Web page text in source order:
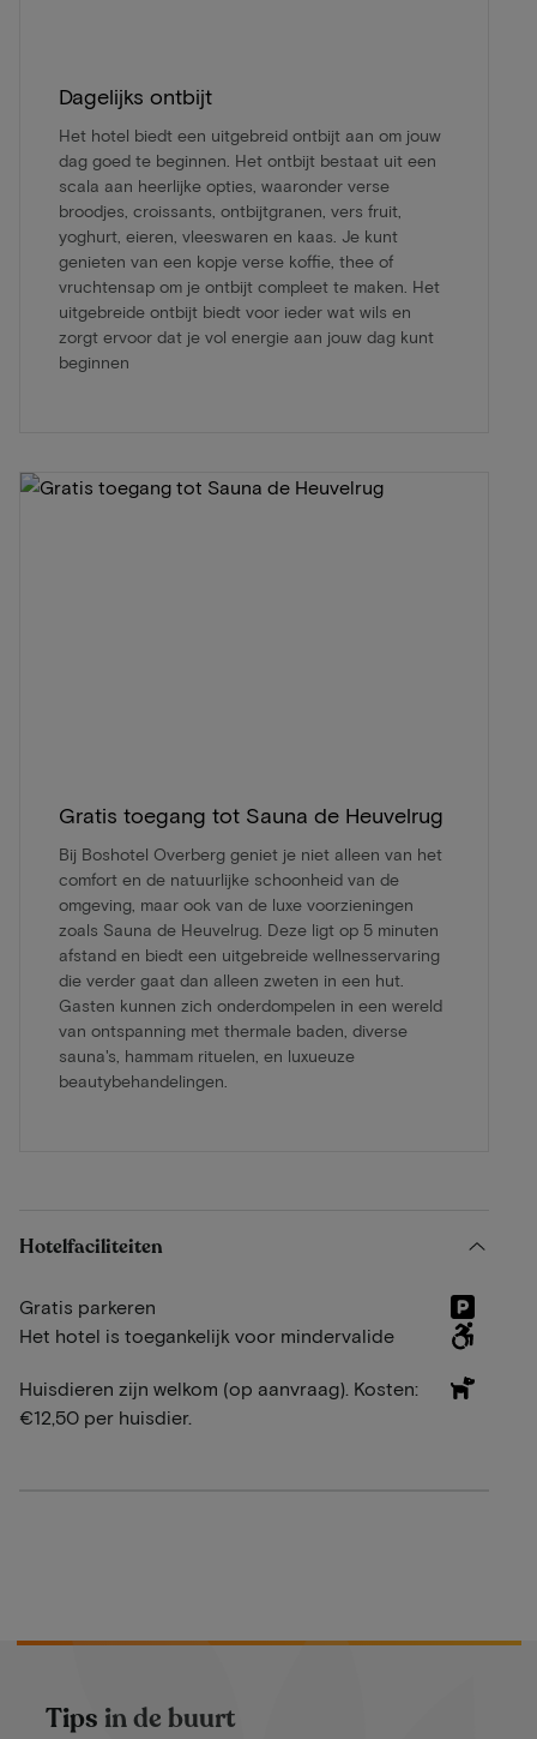
Dagelijks ontbijt
Het hotel biedt een uitgebreid ontbijt aan om jouw
dag goed te beginnen. Het ontbijt bestaat uit een
scala aan heerlijke opties, waaronder verse
broodjes, croissants, ontbijtgranen, vers fruit,
yoghurt, eieren, vleeswaren en kaas. Je kunt
genieten van een kopje verse koffie, thee of
vruchtensap om je ontbijt compleet te maken. Het
uitgebreide ontbijt biedt voor ieder wat wils en
zorgt ervoor dat je vol energie aan jouw dag kunt
beginnen
Gratis toegang tot Sauna de Heuvelrug
Bij Boshotel Overberg geniet je niet alleen van het
comfort en de natuurlijke schoonheid van de
omgeving, maar ook van de luxe voorzieningen
zoals Sauna de Heuvelrug. Deze ligt op 5 minuten
afstand en biedt een uitgebreide wellnesservaring
die verder gaat dan alleen zweten in een hut.
Gasten kunnen zich onderdompelen in een wereld
van ontspanning met thermale baden, diverse
sauna's, hammam rituelen, en luxueuze
beautybehandelingen.
Hotelfaciliteiten
Gratis parkeren
Het hotel is toegankelijk voor mindervalide
Huisdieren zijn welkom (op aanvraag). Kosten:
€12,50 per huisdier.
Tips in de buurt